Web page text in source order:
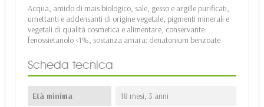
Acqua, amido di mais biologico, sale, gesso e argille purificati,
umettanti e addensanti di origine vegetale, pigmenti minerali e
vegetali di qualità cosmetica e alimentare, conservante:
fenossietanolo <1%, sostanza amara: denatonium benzoate
Scheda tecnica
Età minima 18 mesi, 3 anni